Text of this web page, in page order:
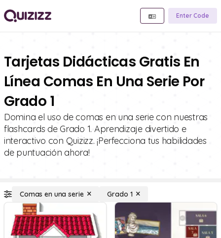
Enter Code
Tarjetas Didácticas Gratis En
Línea Comas En Una Serie Por
Grado 1
Domina el uso de comas en una serie con nuestras
flashcards de Grado 1. Aprendizaje divertido e
interactivo con Quizizz. ¡Perfecciona tus habilidades
de puntuación ahora!
Comas en una serie Grado 1